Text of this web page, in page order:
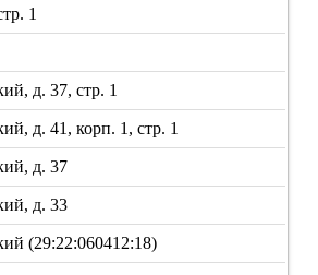
1
д. 37, стр. 1
д. 41, корп. 1, стр. 1
д. 37
д. 33
(29:22:060412:18)